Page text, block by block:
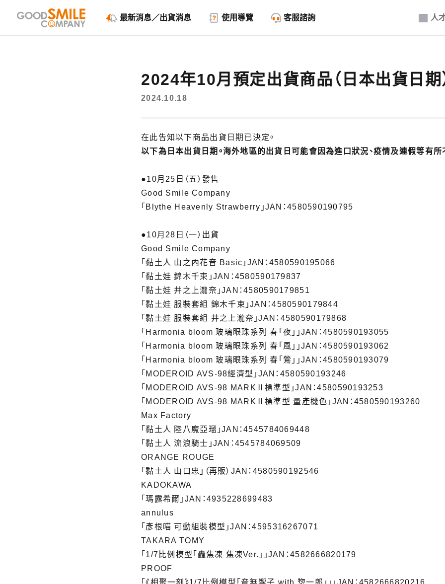
人
最新消息／出貨消息 使用導覽 客服諮詢
2024年10月預定出貨商品（日本出貨日期
2024.10.18
在此告知以下商品出貨日期已決定。
以下為日本出貨日期。海外地區的出貨日可能會因為進口狀況、疫情及連假等有所
●10月25日（五）發售
Good Smile Company
「Blythe Heavenly Strawberry」JAN：4580590190795
●10月28日（一）出貨
Good Smile Company
「黏土人 山之內花音 Basic」JAN：4580590195066
「黏土娃 錦木千束」JAN：4580590179837
「黏土娃 井之上瀧奈」JAN：4580590179851
「黏土娃 服裝套組 錦木千束」JAN：4580590179844
「黏土娃 服裝套組 井之上瀧奈」JAN：4580590179868
「Harmonia bloom 玻璃眼珠系列 春「夜」」JAN：4580590193055
「Harmonia bloom 玻璃眼珠系列 春「風」」JAN：4580590193062
「Harmonia bloom 玻璃眼珠系列 春「鶯」」JAN：4580590193079
「MODEROID AVS-98經濟型」JAN：4580590193246
「MODEROID AVS-98 MARKⅡ標準型」JAN：4580590193253
「MODEROID AVS-98 MARKⅡ標準型 量產機色」JAN：4580590193260
Max Factory
「黏土人 陸八魔亞瑠」JAN：4545784069448
「黏土人 流浪騎士」JAN：4545784069509
ORANGE ROUGE
「黏土人 山口忠」（再販）JAN：4580590192546
KADOKAWA
「瑪露希爾」JAN：4935228699483
annulus
「彥根喵 可動組裝模型」JAN：4595316267071
TAKARA TOMY
「1/7比例模型「轟焦凍 焦凍Ver.」」JAN：4582666820179
PROOF
「《相聚一刻》1/7比例模型「音無響子 with 惣一郎」」」JAN：4582666820216